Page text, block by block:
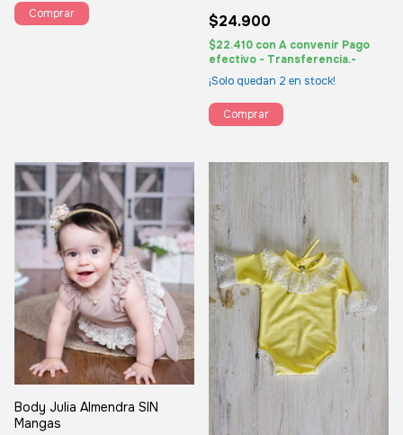
Comprar $24.900
$22.410 con A convenir Pago
efectivo - Transferencia.-
¡Solo quedan 2 en stock!
Comprar
Body Julia Almendra SIN
Mangas